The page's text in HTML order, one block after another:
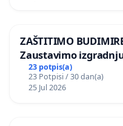
ZAŠTITIMO
Zaustavimo
Vedrine na području
23 potpis(a)
23 Potpisi / 30 dan(a)
25 Jul 2026